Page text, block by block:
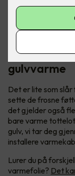
Ved å installere
varme som spres
vinterkvelder i
Få
gulvvarme
Det er lite som
sette de frosne
det gjelder også
bare varme
gulv, vi tar deg
installere
Lurer du på
varmefolie? Det